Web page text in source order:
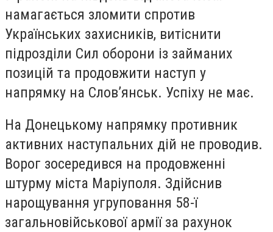
намагається зломити спротив
Українських захисників, витіснити
підрозділи Сил оборони із займаних
позицій та продовжити наступ у
напрямку на Слов’янськ. Успіху не має.
На Донецькому напрямку противник
активних наступальних дій не проводив.
Ворог зосередився на продовженні
штурму міста Маріуполя. Здійснив
нарощування угруповання 58-ї
загальновійськової армії за рахунок